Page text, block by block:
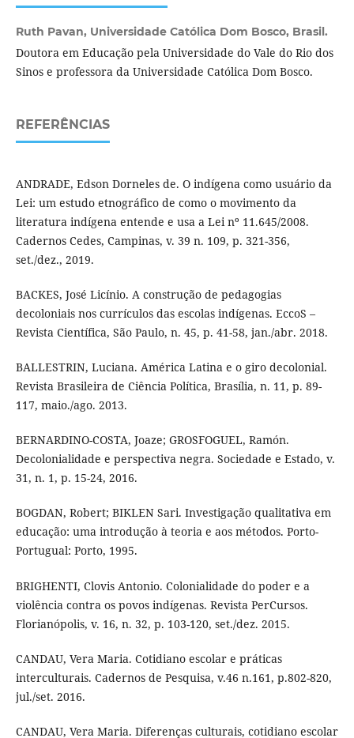
Ruth Pavan, Universidade Católica Dom Bosco, Brasil.
Doutora em Educação pela Universidade do Vale do Rio dos
Sinos e professora da Universidade Católica Dom Bosco.
REFERÊNCIAS
ANDRADE, Edson Dorneles de. O indígena como usuário da
Lei: um estudo etnográfico de como o movimento da
literatura indígena entende e usa a Lei nº 11.645/2008.
Cadernos Cedes, Campinas, v. 39 n. 109, p. 321-356,
set./dez., 2019.
BACKES, José Licínio. A construção de pedagogias
decoloniais nos currículos das escolas indígenas. EccoS –
Revista Científica, São Paulo, n. 45, p. 41-58, jan./abr. 2018.
BALLESTRIN, Luciana. América Latina e o giro decolonial.
Revista Brasileira de Ciência Política, Brasília, n. 11, p. 89-
117, maio./ago. 2013.
BERNARDINO-COSTA, Joaze; GROSFOGUEL, Ramón.
Decolonialidade e perspectiva negra. Sociedade e Estado, v.
31, n. 1, p. 15-24, 2016.
BOGDAN, Robert; BIKLEN Sari. Investigação qualitativa em
educação: uma introdução à teoria e aos métodos. Porto-
Portugual: Porto, 1995.
BRIGHENTI, Clovis Antonio. Colonialidade do poder e a
violência contra os povos indígenas. Revista PerCursos.
Florianópolis, v. 16, n. 32, p. 103-120, set./dez. 2015.
CANDAU, Vera Maria. Cotidiano escolar e práticas
interculturais. Cadernos de Pesquisa, v.46 n.161, p.802-820,
jul./set. 2016.
CANDAU, Vera Maria. Diferenças culturais, cotidiano escolar